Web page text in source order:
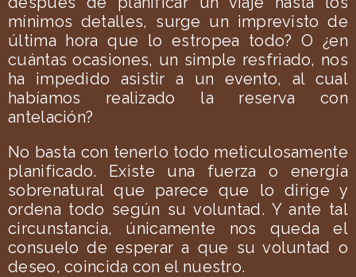
mínimos detalles, surge un imprevisto de
última hora que lo estropea todo? O ¿en
cuántas ocasiones, un simple resfriado, nos
ha impedido asistir a un evento, al cual
habíamos realizado la reserva con
antelación?
No basta con tenerlo todo meticulosamente
planificado. Existe una fuerza o energía
sobrenatural que parece que lo dirige y
ordena todo según su voluntad. Y ante tal
circunstancia, únicamente nos queda el
consuelo de esperar a que su voluntad o
deseo, coincida con el nuestro.